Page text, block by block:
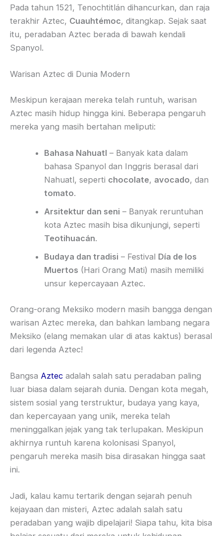
Pada tahun 1521, Tenochtitlán dihancurkan, dan raja
terakhir Aztec, Cuauhtémoc, ditangkap. Sejak saat
itu, peradaban Aztec berada di bawah kendali
Spanyol.
Warisan Aztec di Dunia Modern
Meskipun kerajaan mereka telah runtuh, warisan
Aztec masih hidup hingga kini. Beberapa pengaruh
mereka yang masih bertahan meliputi:
Bahasa Nahuatl – Banyak kata dalam
bahasa Spanyol dan Inggris berasal dari
Nahuatl, seperti chocolate, avocado, dan
tomato.
Arsitektur dan seni – Banyak reruntuhan
kota Aztec masih bisa dikunjungi, seperti
Teotihuacán.
Budaya dan tradisi – Festival Día de los
Muertos (Hari Orang Mati) masih memiliki
unsur kepercayaan Aztec.
Orang-orang Meksiko modern masih bangga dengan
warisan Aztec mereka, dan bahkan lambang negara
Meksiko (elang memakan ular di atas kaktus) berasal
dari legenda Aztec!
Bangsa Aztec adalah salah satu peradaban paling
luar biasa dalam sejarah dunia. Dengan kota megah,
sistem sosial yang terstruktur, budaya yang kaya,
dan kepercayaan yang unik, mereka telah
meninggalkan jejak yang tak terlupakan. Meskipun
akhirnya runtuh karena kolonisasi Spanyol,
pengaruh mereka masih bisa dirasakan hingga saat
ini.
Jadi, kalau kamu tertarik dengan sejarah penuh
kejayaan dan misteri, Aztec adalah salah satu
peradaban yang wajib dipelajari! Siapa tahu, kita bisa